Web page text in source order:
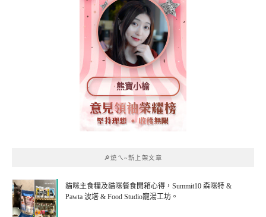
熊寶小榆
🔎燒ㄟ~新上架文章
貓咪主食糧及貓咪餐食開箱心得，Summit10 森咪特 &
Pawta 波塔 & Food Studio寵湯工坊。